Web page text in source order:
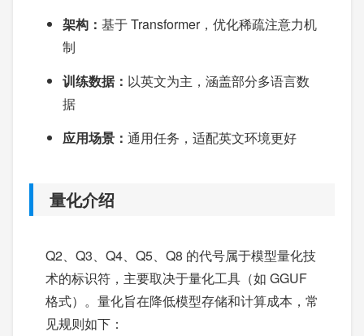
架构： 基于 Transformer，优化稀疏注意力机
制
训练数据： 以英文为主，涵盖部分多语言数
据
应用场景： 通用任务，适配英文环境更好
量化介绍
Q2、Q3、Q4、Q5、Q8 的代号属于模型量化技
术的标识符，主要取决于量化工具（如 GGUF
格式）。量化旨在降低模型存储和计算成本，常
见规则如下：